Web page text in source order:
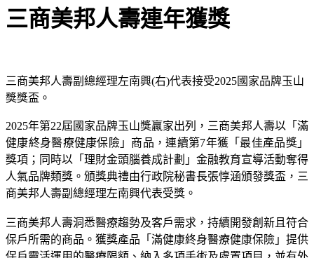
三商美邦人壽連年獲獎
三商美邦人壽副總經理左南興(右)代表接受2025國家品牌玉山
獎獎盃。
2025年第22屆國家品牌玉山獎贏家出列，三商美邦人壽以「滿
健康終身醫療健康保險」商品，連續第7年獲「最佳產品獎」
獎項；同時以「理財金頭腦養成計劃」金融教育宣導活動奪得
人氣品牌類獎。頒獎典禮由行政院秘書長張惇涵頒發獎盃，三
商美邦人壽副總經理左南興代表受獎。
三商美邦人壽洞悉醫療趨勢及客戶需求，持續開發創新且符合
保戶所需的商品。獲獎產品「滿健康終身醫療健康保險」提供